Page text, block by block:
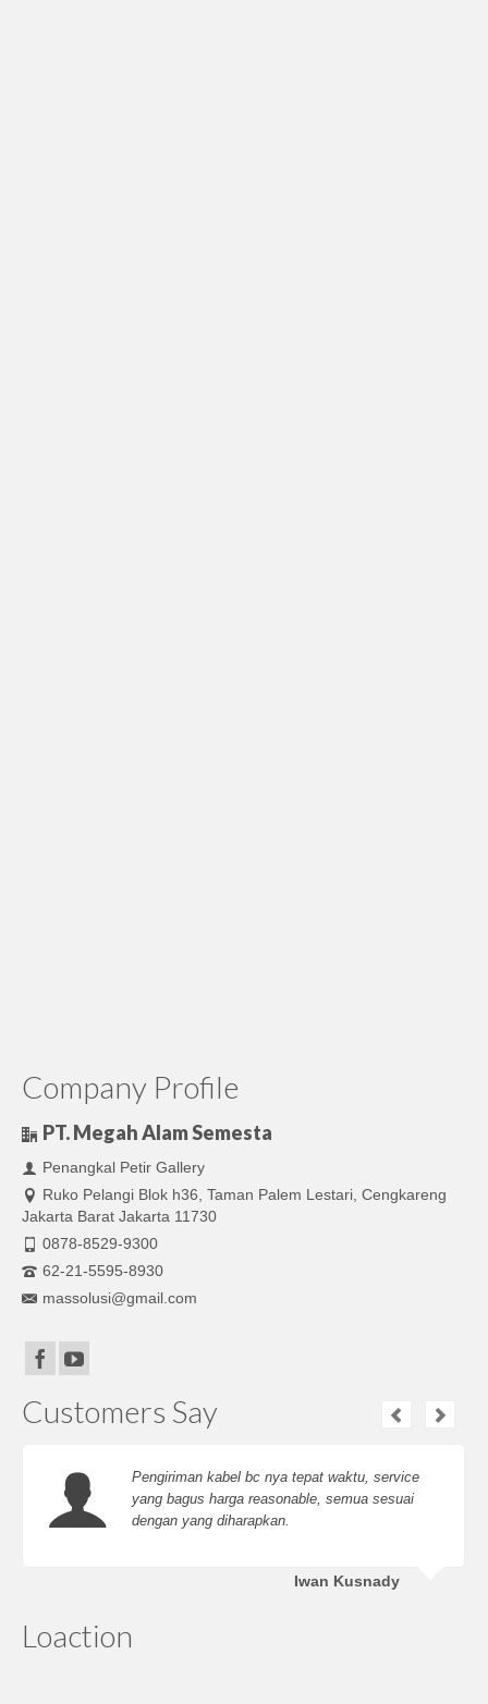
Company Profile
PT. Megah Alam Semesta
Penangkal Petir Gallery
Ruko Pelangi Blok h36, Taman Palem Lestari, Cengkareng
Jakarta Barat Jakarta 11730
0878-8529-9300
62-21-5595-8930
massolusi@gmail.com
Customers Say
Pengiriman kabel bc nya tepat waktu, service
yang bagus harga reasonable, semua sesuai
dengan yang diharapkan.
Iwan Kusnady
Loaction